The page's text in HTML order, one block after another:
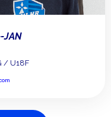
JAN
/ U18F